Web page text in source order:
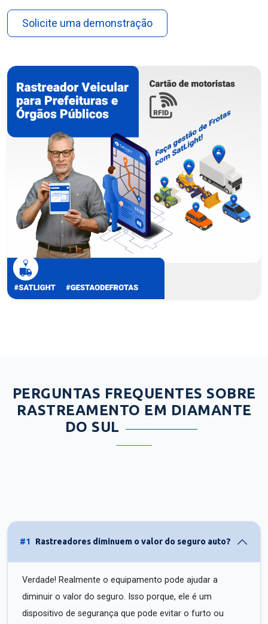
Solicite uma demonstração
PERGUNTAS FREQUENTES SOBRE
RASTREAMENTO EM DIAMANTE
DO SUL
#1 Rastreadores diminuem o valor do seguro auto?
Verdade! Realmente o equipamento pode ajudar a
diminuir o valor do seguro. Isso porque, ele é um
dispositivo de segurança que pode evitar o furto ou